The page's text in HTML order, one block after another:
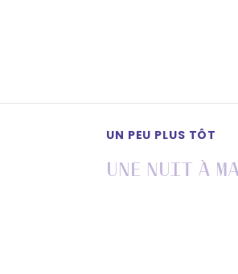
UN PEU PLUS TÔT
Une nuit à